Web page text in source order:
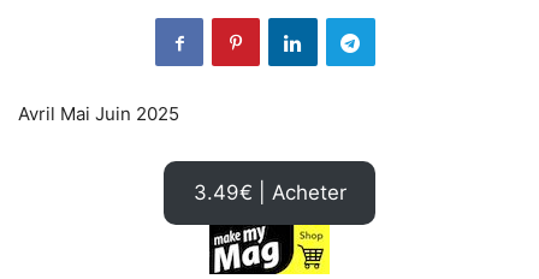
Avril Mai Juin 2025
3.49€ | Acheter